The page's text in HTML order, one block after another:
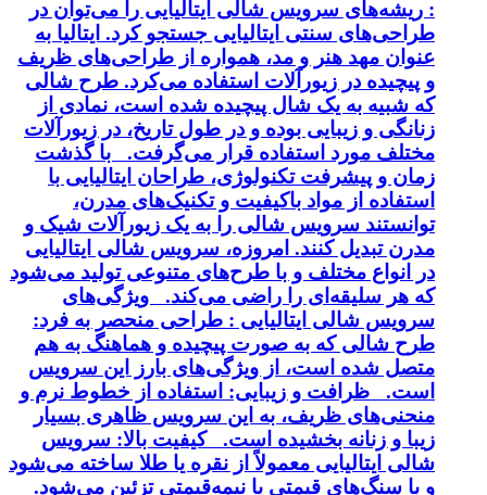
: ریشه‌های سرویس شالی ایتالیایی را می‌توان در
طراحی‌های سنتی ایتالیایی جستجو کرد. ایتالیا به
عنوان مهد هنر و مد، همواره از طراحی‌های ظریف
و پیچیده در زیورآلات استفاده می‌کرد. طرح شالی
که شبیه به یک شال پیچیده شده است، نمادی از
زنانگی و زیبایی بوده و در طول تاریخ، در زیورآلات
مختلف مورد استفاده قرار می‌گرفت. با گذشت
زمان و پیشرفت تکنولوژی، طراحان ایتالیایی با
استفاده از مواد باکیفیت و تکنیک‌های مدرن،
توانستند سرویس شالی را به یک زیورآلات شیک و
مدرن تبدیل کنند. امروزه، سرویس شالی ایتالیایی
در انواع مختلف و با طرح‌های متنوعی تولید می‌شود
که هر سلیقه‌ای را راضی می‌کند. ویژگی‌های
سرویس شالی ایتالیایی : طراحی منحصر به فرد:
طرح شالی که به صورت پیچیده و هماهنگ به هم
متصل شده است، از ویژگی‌های بارز این سرویس
است. ظرافت و زیبایی: استفاده از خطوط نرم و
منحنی‌های ظریف، به این سرویس ظاهری بسیار
زیبا و زنانه بخشیده است. کیفیت بالا: سرویس
شالی ایتالیایی معمولاً از نقره یا طلا ساخته می‌شود
و با سنگ‌های قیمتی یا نیمه‌قیمتی تزئین می‌شود.